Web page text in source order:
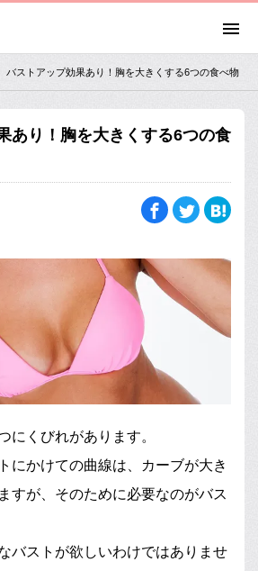
バストアップ効果あり！胸を大きくする6つの食べ物
あり！胸を大きくする6つの食
にくびれがあります。
にかけての曲線は、カーブが大き
すが、そのために必要なのがバス
バストが欲しいわけではありませ